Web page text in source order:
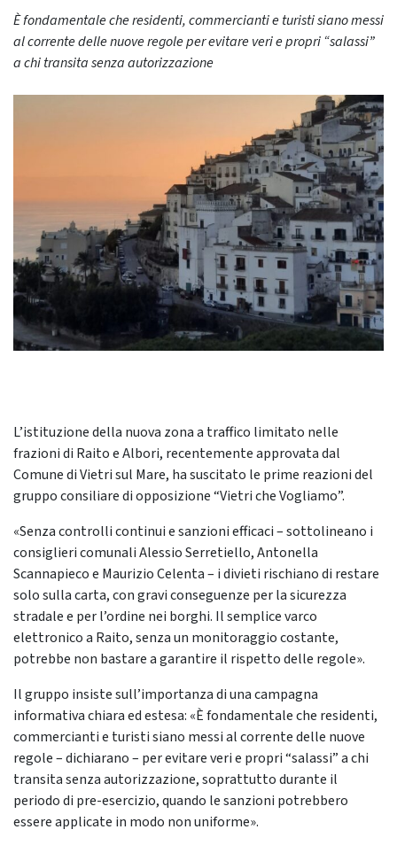
È fondamentale che residenti, commercianti e turisti siano messi
al corrente delle nuove regole per evitare veri e propri “salassi”
a chi transita senza autorizzazione
L’istituzione della nuova zona a traffico limitato nelle
frazioni di Raito e Albori, recentemente approvata dal
Comune di Vietri sul Mare, ha suscitato le prime reazioni del
gruppo consiliare di opposizione “Vietri che Vogliamo”.
«Senza controlli continui e sanzioni efficaci – sottolineano i
consiglieri comunali Alessio Serretiello, Antonella
Scannapieco e Maurizio Celenta – i divieti rischiano di restare
solo sulla carta, con gravi conseguenze per la sicurezza
stradale e per l’ordine nei borghi. Il semplice varco
elettronico a Raito, senza un monitoraggio costante,
potrebbe non bastare a garantire il rispetto delle regole».
Il gruppo insiste sull’importanza di una campagna
informativa chiara ed estesa: «È fondamentale che residenti,
commercianti e turisti siano messi al corrente delle nuove
regole – dichiarano – per evitare veri e propri “salassi” a chi
transita senza autorizzazione, soprattutto durante il
periodo di pre-esercizio, quando le sanzioni potrebbero
essere applicate in modo non uniforme».